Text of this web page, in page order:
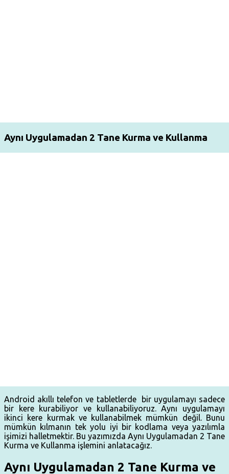
Aynı Uygulamadan 2 Tane Kurma ve Kullanma
Android akıllı telefon ve tabletlerde bir uygulamayı sadece
bir kere kurabiliyor ve kullanabiliyoruz. Aynı uygulamayı
ikinci kere kurmak ve kullanabilmek mümkün değil. Bunu
mümkün kılmanın tek yolu iyi bir kodlama veya yazılımla
işimizi halletmektir. Bu yazımızda Aynı Uygulamadan 2 Tane
Kurma ve Kullanma işlemini anlatacağız.
Aynı Uygulamadan 2 Tane Kurma ve